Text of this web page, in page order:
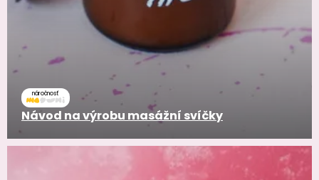
náročnosť
Návod na výrobu masážní svíčky